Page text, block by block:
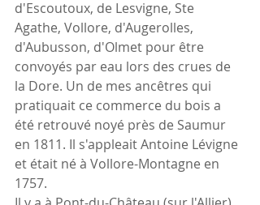
d'Escoutoux, de Lesvigne, Ste
Agathe, Vollore, d'Augerolles,
d'Aubusson, d'Olmet pour être
convoyés par eau lors des crues de
la Dore. Un de mes ancêtres qui
pratiquait ce commerce du bois a
été retrouvé noyé près de Saumur
en 1811. Il s'appleait Antoine Lévigne
et était né à Vollore-Montagne en
1757.